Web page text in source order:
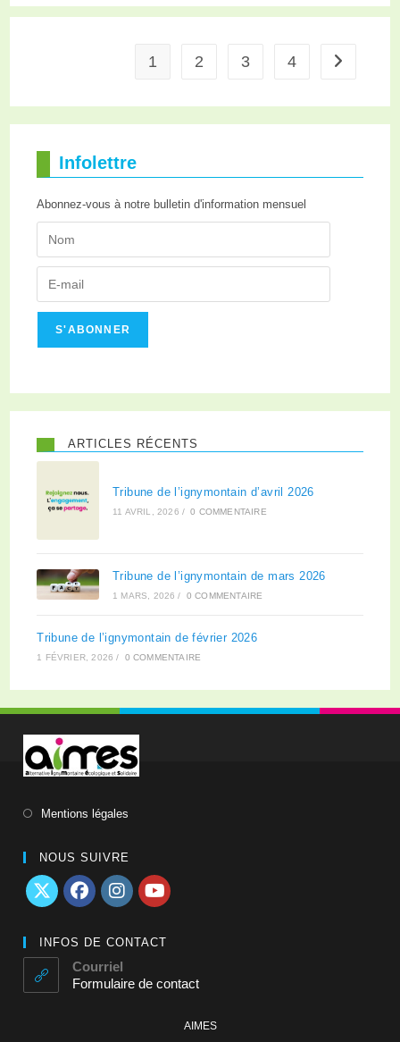
1 2 3 4
Infolettre
Abonnez-vous à notre bulletin d'information mensuel
S'ABONNER
ARTICLES RÉCENTS
Tribune de l’ignymontain d’avril 2026
11 AVRIL, 2026 / 0 COMMENTAIRE
Tribune de l’ignymontain de mars 2026
1 MARS, 2026 / 0 COMMENTAIRE
Tribune de l’ignymontain de février 2026
1 FÉVRIER, 2026 / 0 COMMENTAIRE
Mentions légales
NOUS SUIVRE
INFOS DE CONTACT
Courriel
Formulaire de contact
AIMES